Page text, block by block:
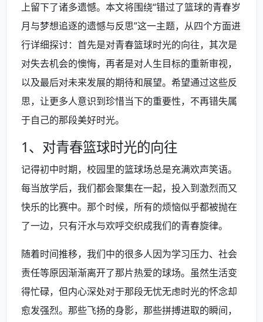
上留下了诸多遗憾。本文将围绕“错过了篮球的青春岁
月与梦想追逐的遗憾与反思”这一主题，从四个方面进
行详细探讨：首先是对青春篮球时光的向往，其次是
对失去机会的懊悔，再者是对人生目标的重新审视，
以及最后对未来发展的期待和展望。希望通过这些反
思，让更多人意识到珍惜当下的重要性，不再错失属
于自己的那段美好时光。
1、对青春篮球时光的向往
记得初中时期，校园里的篮球场总是充满欢声笑语。
每当放学后，我们都会聚集在一起，投入到激烈而又
快乐的比赛中。那个时候，所有的烦恼似乎都被抛在
了一边，只有汗水与欢呼交织成我们的青春旋律。
随着时间推移，我们中的很多人因为学习压力、社会
责任等原因渐渐离开了那片热爱的球场。虽然生活变
得忙碌，但内心深处对于那段无忧无虑时光的怀念却
愈发强烈。那些飞扬的身影，那些拼搏进取的瞬间，